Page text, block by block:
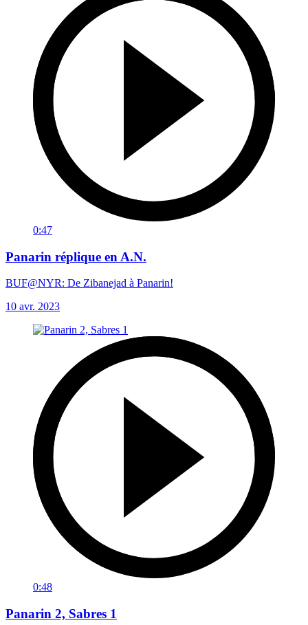
0:47
Panarin réplique en A.N.
BUF@NYR: De Zibanejad à Panarin!
10 avr. 2023
0:48
Panarin 2, Sabres 1